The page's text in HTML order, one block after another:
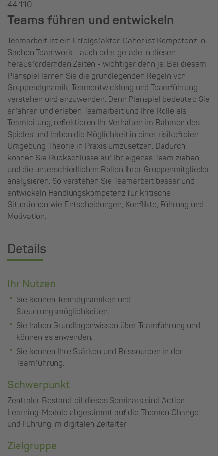
44 110
Teams führen und entwickeln
Teamarbeit ist ein Erfolgsfaktor. Daher ist Kompetenz in
Sachen Teamwork - auch oder gerade in diesen
herausfordernden Zeiten - wichtiger denn je. Bei diesem
Planspiel lernen Sie die grundlegenden Regeln von
Gruppendynamik, Teamentwicklung und Teamführung
verstehen und anzuwenden. Denn Planspiel bedeutet: Sie
erfahren und erleben Teamarbeit und Ihre Rolle als
Teamleitung, reflektieren Ihr Verhalten im Rahmen des
Spieles und haben die Möglichkeit in einer risikofreien
Umgebung Theorie in Praxis umzusetzen. Dadurch
können Sie Rückschlüsse auf Ihr eigenes Team ziehen
und die unterschiedlichen Rollen Ihrer Gruppenmitglieder
analysieren. So verstehen Sie Teamarbeit besser und
entwickeln Handlungskompetenz für kritische
Situationen wie Entscheidungen, Konflikte, Führung und
Motivation.
Details
Ihr Nutzen
Sie kennen Teamdynamiken und
Steuerungsmöglichkeiten.
Sie haben Grundlagenwissen über Teamführung und
können es anwenden.
Sie kennen Ihre Stärken und Ressourcen in der
Teamführung.
Schwerpunkt
Zentraler Bestandteil dieses Seminars sind Action-
Learning-Module abgestimmt auf die Themen Change
und Führung im digitalen Zeitalter.
Zielgruppe